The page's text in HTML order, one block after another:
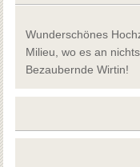
Wunderschönes
Milieu, wo es an
Bezaubernde Wirtin!